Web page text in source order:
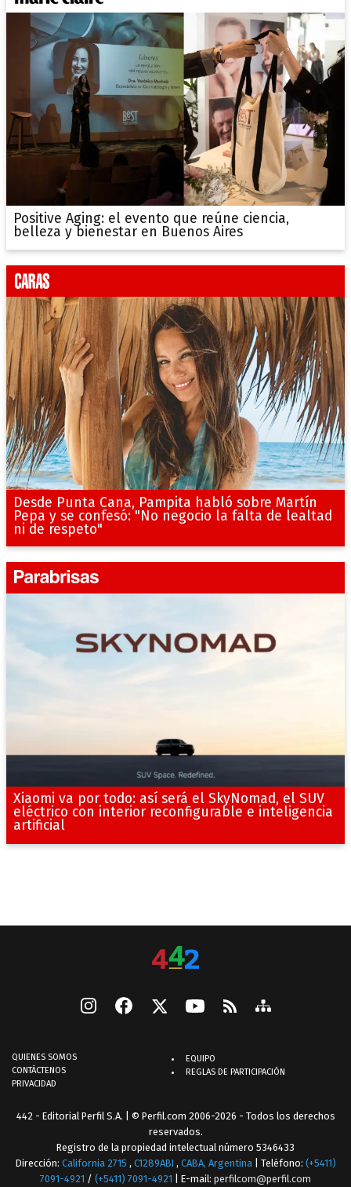
Positive Aging: el evento que reúne ciencia,
belleza y bienestar en Buenos Aires
Desde Punta Cana, Pampita habló sobre Martín
Pepa y se confesó: "No negocio la falta de lealtad
ni de respeto"
Xiaomi va por todo: así será el SkyNomad, el SUV
eléctrico con interior reconfigurable e inteligencia
artificial
QUIENES SOMOS
CONTÁCTENOS
PRIVACIDAD
EQUIPO
REGLAS DE PARTICIPACIÓN
442 - Editorial Perfil S.A. | © Perfil.com 2006-2026 - Todos los derechos
reservados.
Registro de la propiedad intelectual número 5346433
Dirección: California 2715 , C1289ABI , CABA, Argentina | Teléfono: (+5411)
7091-4921 / (+5411) 7091-4921 | E-mail: perfilcom@perfil.com